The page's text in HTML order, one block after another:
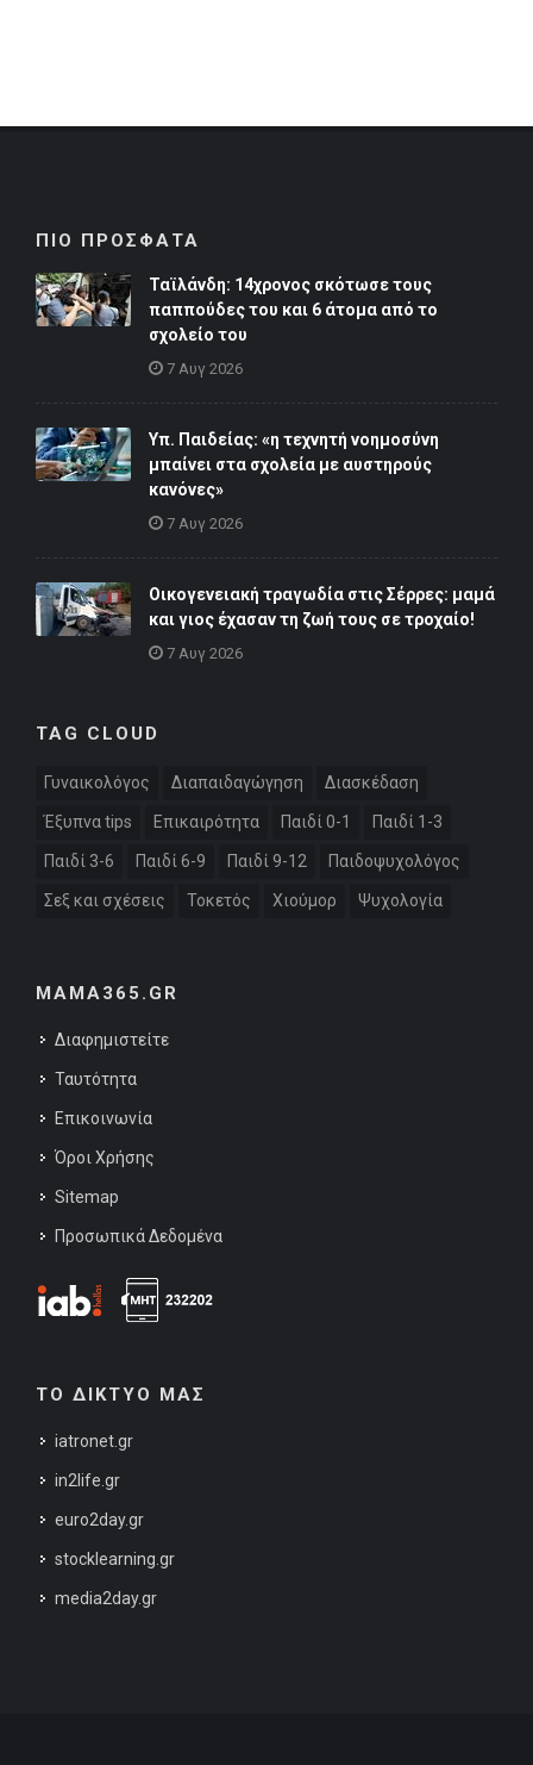
ΠΙΟ ΠΡΟΣΦΑΤΑ
Ταϊλάνδη: 14χρονος σκότωσε τους
παππούδες του και 6 άτομα από το
σχολείο του
7 Αυγ 2026
Υπ. Παιδείας: «η τεχνητή νοημοσύνη
μπαίνει στα σχολεία με αυστηρούς
κανόνες»
7 Αυγ 2026
Οικογενειακή τραγωδία στις Σέρρες: μαμά
και γιος έχασαν τη ζωή τους σε τροχαίο!
7 Αυγ 2026
TAG CLOUD
Γυναικολόγος Διαπαιδαγώγηση Διασκέδαση
Έξυπνα tips Επικαιρότητα Παιδί 0-1 Παιδί 1-3
Παιδί 3-6 Παιδί 6-9 Παιδί 9-12 Παιδοψυχολόγος
Σεξ και σχέσεις Τοκετός Χιούμορ Ψυχολογία
MAMA365.GR
Διαφημιστείτε
Ταυτότητα
Επικοινωνία
Όροι Χρήσης
Sitemap
Προσωπικά Δεδομένα
ΤΟ ΔΙΚΤΥΟ ΜΑΣ
iatronet.gr
in2life.gr
euro2day.gr
stocklearning.gr
media2day.gr